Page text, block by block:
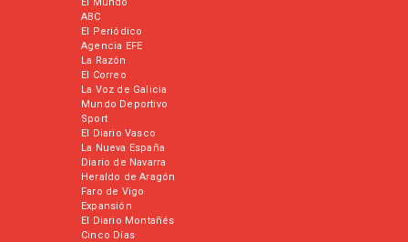
ABC
El Periódico
Agencia EFE
La Razón
El Correo
La Voz de Galicia
Mundo Deportivo
Sport
El Diario Vasco
La Nueva España
Diario de Navarra
Heraldo de Aragón
Faro de Vigo
Expansión
El Diario Montañés
Cinco Días